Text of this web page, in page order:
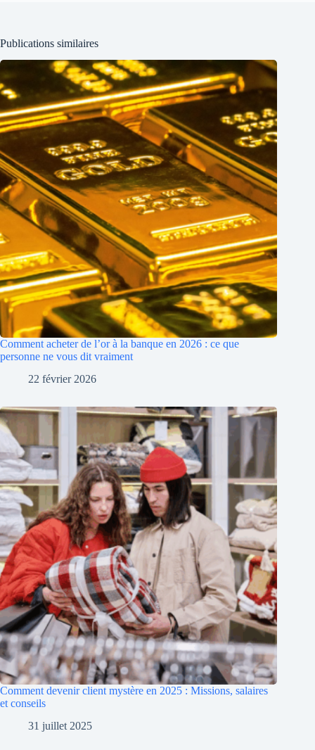
Publications similaires
Comment acheter de l’or à la banque en 2026 : ce que
personne ne vous dit vraiment
22 février 2026
Comment devenir client mystère en 2025 : Missions, salaires
et conseils
31 juillet 2025